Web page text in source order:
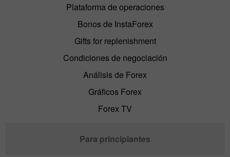
Plataforma de operaciones
Bonos de InstaForex
Gifts for replenishment
Condiciones de negociación
Análisis de Forex
Gráficos Forex
Forex TV
Para principiantes